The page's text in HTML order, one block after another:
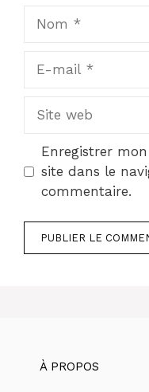
mail
web
Enregistrer
site dans le
commentaire.
À PROPOS